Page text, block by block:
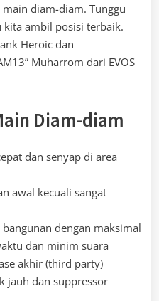
diam-diam. Tunggu
kita ambil posisi terbaik.
Heroic dan
Muharrom dari EVOS
Diam-diam
dan senyap di area
awal kecuali sangat
dengan maksimal
dan minim suara
akhir (third party)
jauh dan suppressor